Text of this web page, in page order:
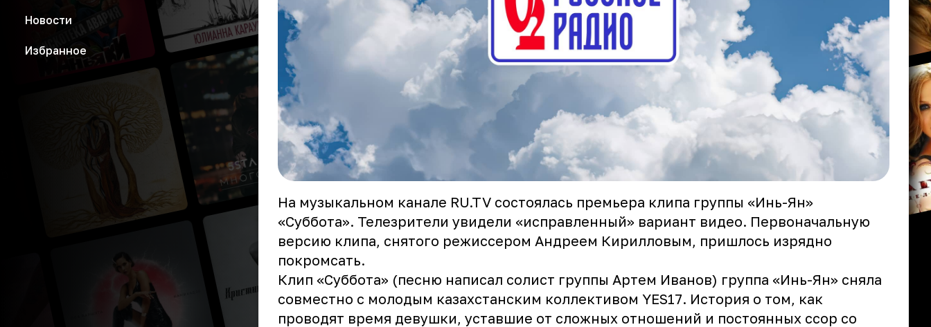
Новости
Избранное
На музыкальном канале RU.TV состоялась премьера клипа группы «Инь-Ян»
«Суббота». Телезрители увидели «исправленный» вариант видео. Первоначальную
версию клипа, снятого режиссером Андреем Кирилловым, пришлось изрядно
покромсать.
Клип «Суббота» (песню написал солист группы Артем Иванов) группа «Инь-Ян» сняла
совместно с молодым казахстанским коллективом YES17. История о том, как
проводят время девушки, уставшие от сложных отношений и постоянных ссор со